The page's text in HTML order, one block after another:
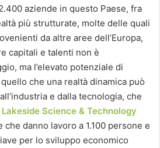
aziende in questo Paese, fra
più strutturate, molte delle quali
da altre aree dell’Europa,
capitali e talenti non è
ma l’elevato potenziale di
che una realtà dinamica può
e dalla tecnologia, che
Lakeside Science & Technology
che danno lavoro a 1.100 persone e
per lo sviluppo economico